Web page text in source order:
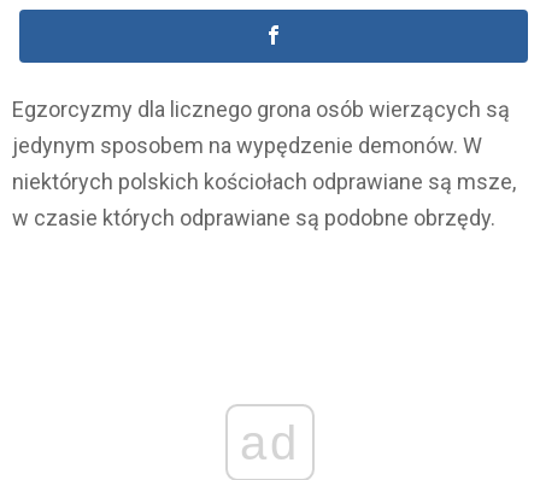
Egzorcyzmy dla licznego grona osób wierzących są
jedynym sposobem na wypędzenie demonów. W
niektórych polskich kościołach odprawiane są msze,
w czasie których odprawiane są podobne obrzędy.
ad